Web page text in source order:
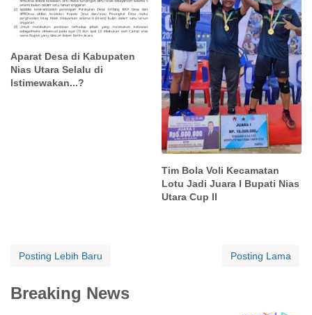
Aparat Desa di Kabupaten
Nias Utara Selalu di
Istimewakan...?
Tim Bola Voli Kecamatan
Lotu Jadi Juara I Bupati Nias
Utara Cup II
Posting Lebih Baru Posting Lama
Breaking News